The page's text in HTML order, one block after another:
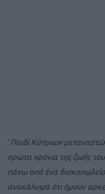
“Παιδί Κύπριων
πρώτα χρόνια της ζωής
πάνω από ένα
ανακάλυψα ότι ήμουν